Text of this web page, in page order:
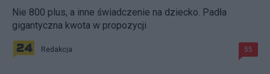
Nie 800 plus, a inne świadczenie na dziecko. Padła
gigantyczna kwota w propozycji
Redakcja 55